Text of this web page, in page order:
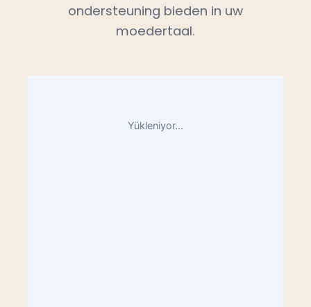
ondersteuning bieden in uw
moedertaal.